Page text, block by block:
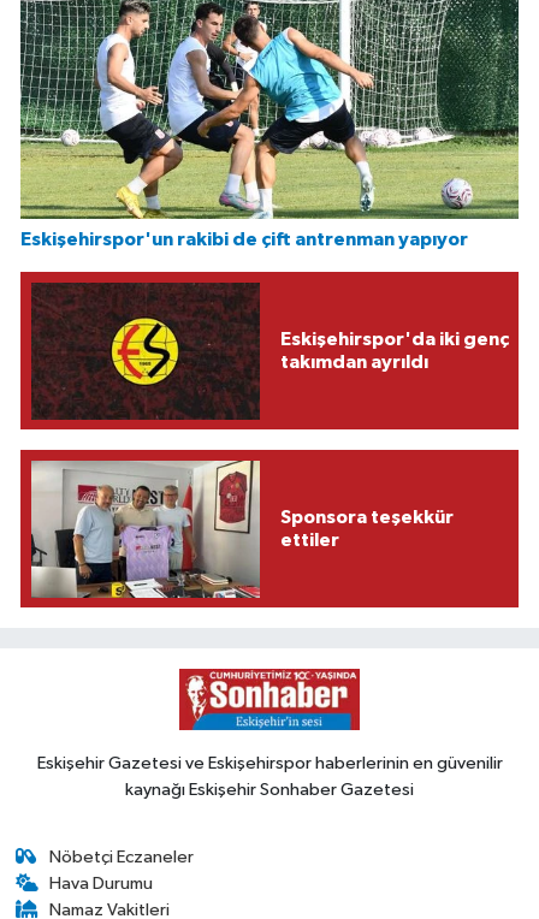
Eskişehirspor'un rakibi de çift antrenman yapıyor
Eskişehirspor'da iki genç
takımdan ayrıldı
Sponsora teşekkür
ettiler
Eskişehir Gazetesi ve Eskişehirspor haberlerinin en güvenilir
kaynağı Eskişehir Sonhaber Gazetesi
Nöbetçi Eczaneler
Hava Durumu
Namaz Vakitleri